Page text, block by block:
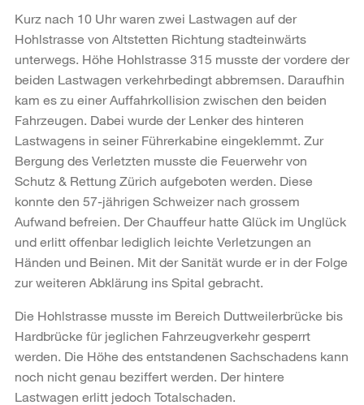
Kurz nach 10 Uhr waren zwei Lastwagen auf der
Hohlstrasse von Altstetten Richtung stadteinwärts
unterwegs. Höhe Hohlstrasse 315 musste der vordere der
beiden Lastwagen verkehrbedingt abbremsen. Daraufhin
kam es zu einer Auffahrkollision zwischen den beiden
Fahrzeugen. Dabei wurde der Lenker des hinteren
Lastwagens in seiner Führerkabine eingeklemmt. Zur
Bergung des Verletzten musste die Feuerwehr von
Schutz & Rettung Zürich aufgeboten werden. Diese
konnte den 57-jährigen Schweizer nach grossem
Aufwand befreien. Der Chauffeur hatte Glück im Unglück
und erlitt offenbar lediglich leichte Verletzungen an
Händen und Beinen. Mit der Sanität wurde er in der Folge
zur weiteren Abklärung ins Spital gebracht.
Die Hohlstrasse musste im Bereich Duttweilerbrücke bis
Hardbrücke für jeglichen Fahrzeugverkehr gesperrt
werden. Die Höhe des entstandenen Sachschadens kann
noch nicht genau beziffert werden. Der hintere
Lastwagen erlitt jedoch Totalschaden.